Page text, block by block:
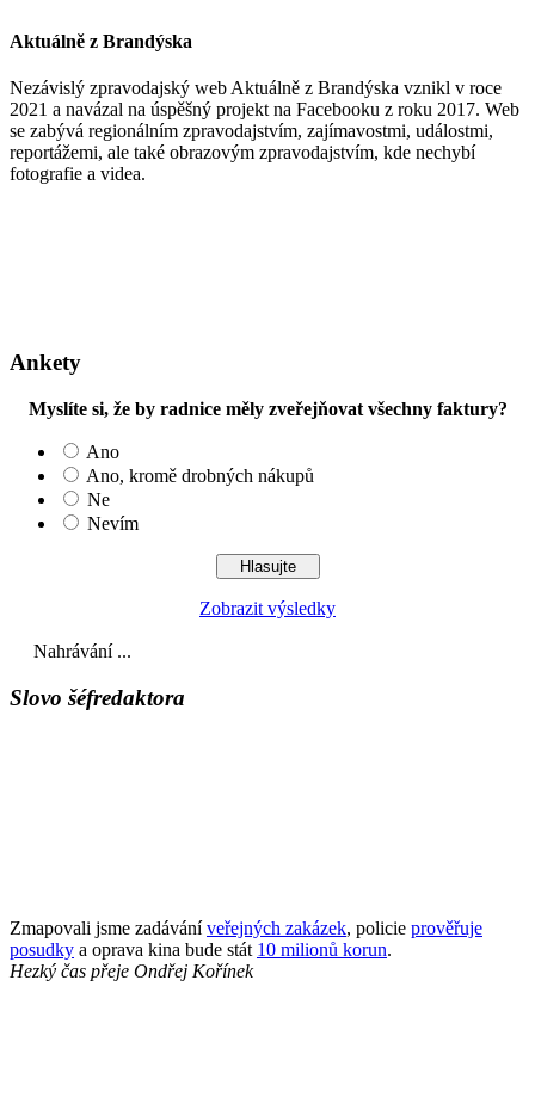
Aktuálně z Brandýska
Nezávislý zpravodajský web Aktuálně z Brandýska vznikl v roce
2021 a navázal na úspěšný projekt na Facebooku z roku 2017. Web
se zabývá regionálním zpravodajstvím, zajímavostmi, událostmi,
reportážemi, ale také obrazovým zpravodajstvím, kde nechybí
fotografie a videa.
Ankety
Myslíte si, že by radnice měly zveřejňovat všechny faktury?
Ano
Ano, kromě drobných nákupů
Ne
Nevím
Zobrazit výsledky
Nahrávání ...
Slovo šéfredaktora
Zmapovali jsme zadáváníveřejných zakázek, policie prověřuje
posudky a oprava kina bude stát 10 milionů korun.
Hezký čas přeje Ondřej Kořínek